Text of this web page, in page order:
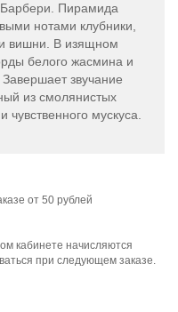
Барбери. Пирамида
нотами клубники,
вишни. В изящном
белого жасмина и
звучание
из смолянистых
мускуса.
от 50 рублей
кабинете начисляются
при следующем заказе.